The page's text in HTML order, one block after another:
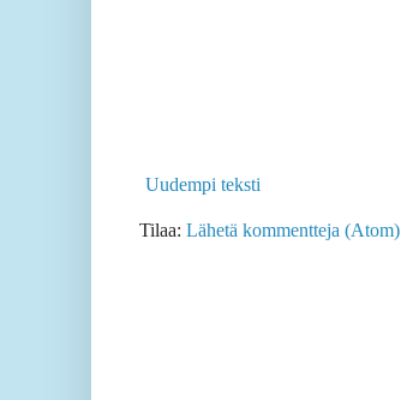
Uudempi teksti
Tilaa: Lähetä kommentteja (Atom)